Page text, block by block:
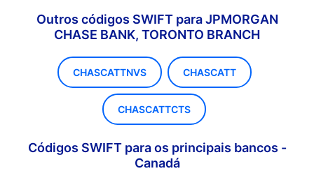
Outros códigos SWIFT para JPMORGAN
CHASE BANK, TORONTO BRANCH
CHASCATTNVS CHASCATT
CHASCATTCTS
Códigos SWIFT para os principais bancos -
Canadá